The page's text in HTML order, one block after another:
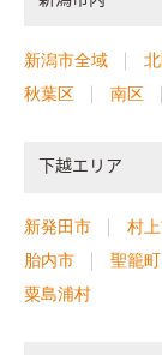
新潟市全域
秋葉区
南区
下越エリア
新発田市 村
胎内市
聖籠町
粟島浦村